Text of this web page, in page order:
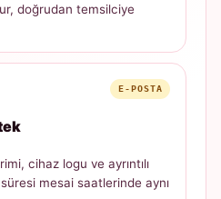
doğrudan temsilciye
E-POSTA
cihaz logu ve ayrıntılı
mesai saatlerinde aynı